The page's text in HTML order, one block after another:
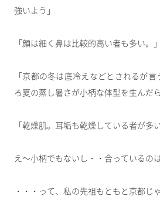
強いよう」
「顔は細く鼻は比較的高い者も多い。」
「京都の冬は底冷えなどとされるが
ろ夏の蒸し暑さが小柄な体型を生んだ
「乾燥肌。耳垢も乾燥している者が多い
え～小柄でもないし・・合っているの
・・・って、私の先祖もともと京都じ